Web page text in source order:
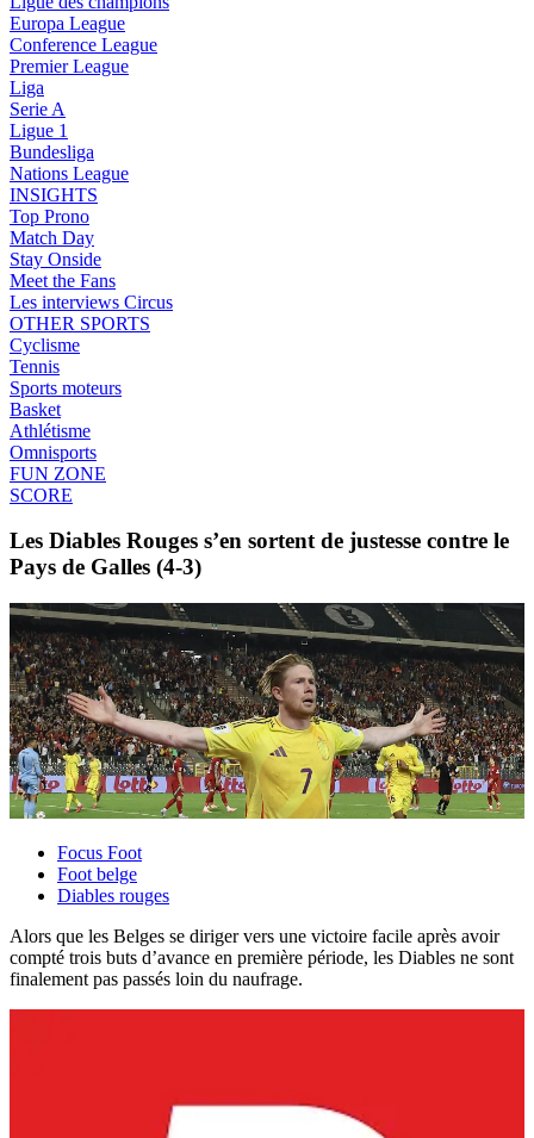
Europa League
Conference League
Premier League
Liga
Serie A
Ligue 1
Bundesliga
Nations League
INSIGHTS
Top Prono
Match Day
Stay Onside
Meet the Fans
Les interviews Circus
OTHER SPORTS
Cyclisme
Tennis
Sports moteurs
Basket
Athlétisme
Omnisports
FUN ZONE
SCORE
Les Diables Rouges s’en sortent de justesse contre le
Pays de Galles (4-3)
Focus Foot
Foot belge
Diables rouges
Alors que les Belges se diriger vers une victoire facile après avoir
compté trois buts d’avance en première période, les Diables ne sont
finalement pas passés loin du naufrage.